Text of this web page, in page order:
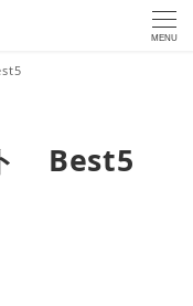
MENU
Best5